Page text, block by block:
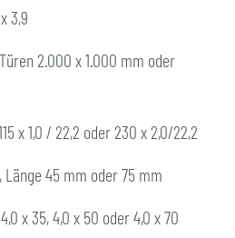
3,9
2.000 x 1.000 mm oder
x 1,0 / 22,2 oder 230 x 2,0/22,2
Länge 45 mm oder 75 mm
x 35, 4,0 x 50 oder 4,0 x 70